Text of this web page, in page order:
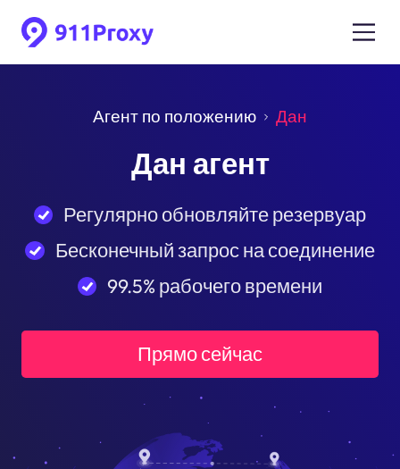
Агент по положению Дан
Дан агент
Регулярно обновляйте резервуар
Бесконечный запрос на соединение
99.5% рабочего времени
Прямо сейчас